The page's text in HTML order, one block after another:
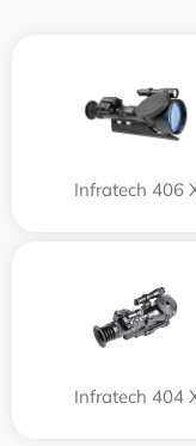
Infratech 406
Infratech 404